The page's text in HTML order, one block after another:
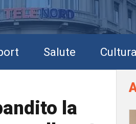
Salute Cultura
la